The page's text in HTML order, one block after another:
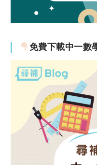
免費下載中一數